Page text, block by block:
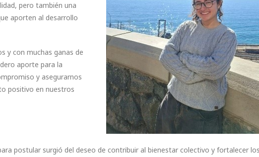
pero también una
aporten al desarrollo
y con muchas ganas de
aporte para la
y asegurarnos
positivo en nuestros
postular surgió del deseo de contribuir al bienestar colectivo y fortalecer